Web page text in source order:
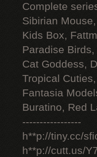
Complete
Sibirian
Kids Box,
Paradise
Cat Goddess,
Tropical
Fantasia
Buratino, Red
-----------------
h**p://tiny.cc/
h**p://cutt.us/